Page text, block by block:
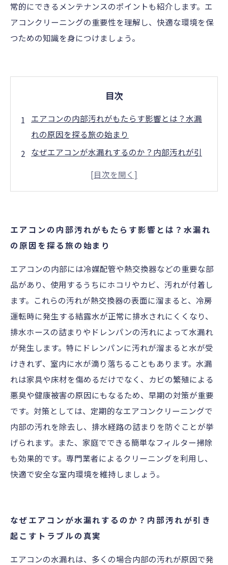
常的にできるメンテナンスのポイントも紹介します。エ
アコンクリーニングの重要性を理解し、快適な環境を保
つための知識を身につけましょう。
目次
エアコンの内部汚れがもたらす影響とは？水漏
れの原因を探る旅の始まり
なぜエアコンが水漏れするのか？内部汚れが引
効果的な方法と日常メンテナンス
快適な空間を守るために知っておきたい、エア
コンクリーニングの重要ポイント
水漏れが起きる前に！簡単にできるエアコン内
部の汚れチェック法
専門家が教えるエアコンクリーニングのタイミ
ングと選び方ガイド
エアコンの内部汚れがもたらす影響とは？水漏れ
の原因を探る旅の始まり
エアコンの内部には冷媒配管や熱交換器などの重要な部
品があり、使用するうちにホコリやカビ、汚れが付着し
ます。これらの汚れが熱交換器の表面に溜まると、冷房
運転時に発生する結露水が正常に排水されにくくなり、
排水ホースの詰まりやドレンパンの汚れによって水漏れ
が発生します。特にドレンパンに汚れが溜まると水が受
けきれず、室内に水が滴り落ちることもあります。水漏
れは家具や床材を傷めるだけでなく、カビの繁殖による
悪臭や健康被害の原因にもなるため、早期の対策が重要
です。対策としては、定期的なエアコンクリーニングで
内部の汚れを除去し、排水経路の詰まりを防ぐことが挙
げられます。また、家庭でできる簡単なフィルター掃除
も効果的です。専門業者によるクリーニングを利用し、
快適で安全な室内環境を維持しましょう。
なぜエアコンが水漏れするのか？内部汚れが引き
起こすトラブルの真実
エアコンの水漏れは、多くの場合内部の汚れが原因で発